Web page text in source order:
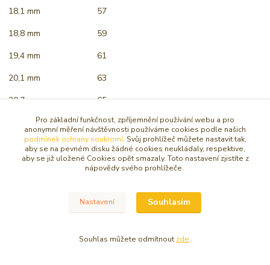
18,1 mm
57
18,8 mm
59
19,4 mm
61
20,1 mm
63
20,7 mm
65
21,3 mm
67
© Copyright 2016 - 2026 Caracasa Atelier. Všechna práva vyhrazena.
Vytvořeno na
Eshop-rychle.cz
Pro základní funkčnost, zpříjemnění používání webu a pro
anonymní měření návštěvnosti používáme cookies podle našich
podmínek ochrany soukromí. Svůj prohlížeč můžete nastavit tak,
aby se na pevném disku žádné cookies neukládaly, respektive,
aby se již uložené Cookies opět smazaly. Toto nastavení zjistíte z
nápovědy svého prohlížeče.
Nastavení Souhlasím
Souhlas můžete odmítnout zde.